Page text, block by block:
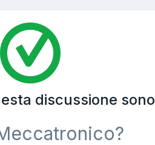
discussione sono